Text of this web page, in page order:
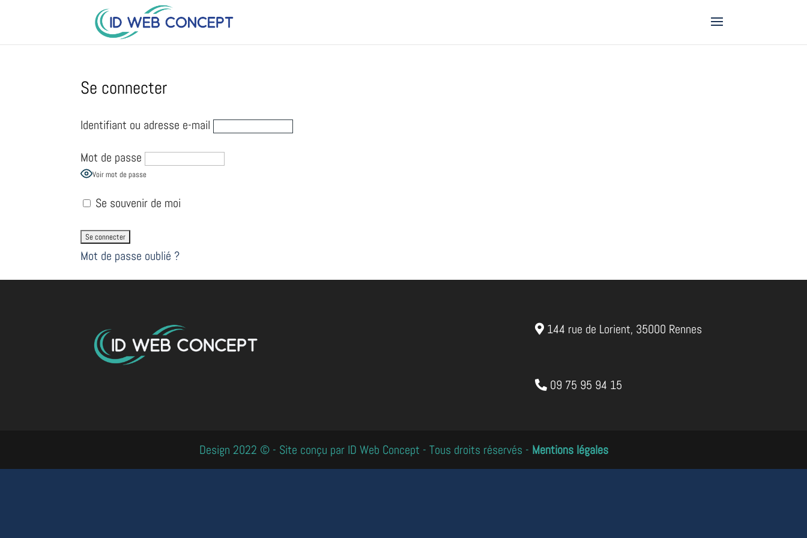
Se connecter
Identifiant ou adresse e-mail
Mot de passe
Voir mot de passe
Se souvenir de moi
Mot de passe oublié ?
144 rue de Lorient, 35000 Rennes
09 75 95 94 15
Design 2022 © - Site conçu par ID Web Concept - Tous droits réservés - Mentions légales